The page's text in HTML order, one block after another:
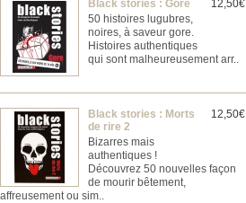
12,50€
Black stories : Gore
50 histoires lugubres,
noires, à saveur gore.
Histoires authentiques
qui sont malheureusement arr..
12,50€
Black stories : Morts
de rire 2
Bizarres mais
authentiques !
Découvrez 50 nouvelles façon
de mourir bêtement,
affreusement ou sim..